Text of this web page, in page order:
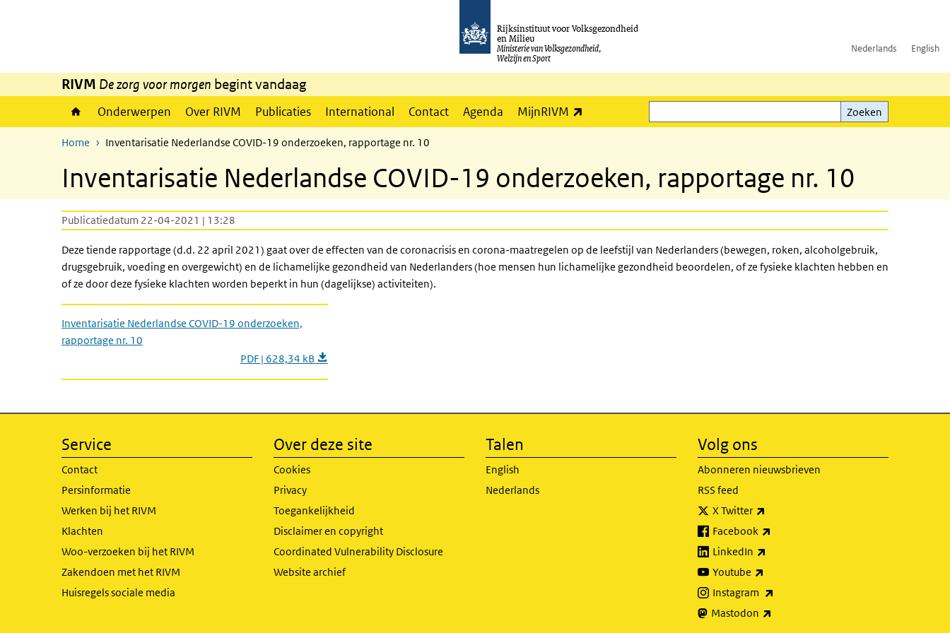
Rijksinstituut voor Volksgezondheid
en Milieu
Ministerie van Volksgezondheid,
Welzijn en Sport
Nederlands English
RIVM De zorg voor morgen begint vandaag
Onderwerpen Over RIVM Publicaties International Contact Agenda MijnRIVM
Zoeken
Zoeken
Home Inventarisatie Nederlandse COVID-19 onderzoeken, rapportage nr. 10
Inventarisatie Nederlandse COVID-19 onderzoeken, rapportage nr. 10
Publicatiedatum 22-04-2021 | 13:28
Deze tiende rapportage (d.d. 22 april 2021) gaat over de effecten van de coronacrisis en corona-maatregelen op de leefstijl van Nederlanders (bewegen, roken, alcoholgebruik,
drugsgebruik, voeding en overgewicht) en de lichamelijke gezondheid van Nederlanders (hoe mensen hun lichamelijke gezondheid beoordelen, of ze fysieke klachten hebben en
of ze door deze fysieke klachten worden beperkt in hun (dagelijkse) activiteiten).
Inventarisatie Nederlandse COVID-19 onderzoeken,
rapportage nr. 10
PDF | 628,34 kB
Service
Contact
Persinformatie
Werken bij het RIVM
Klachten
Woo-verzoeken bij het RIVM
Zakendoen met het RIVM
Huisregels sociale media
Over deze site
Cookies
Privacy
Toegankelijkheid
Disclaimer en copyright
Coordinated Vulnerability Disclosure
Website archief
Talen
English
Nederlands
Volg ons
Abonneren nieuwsbrieven
RSS feed
X Twitter
Facebook
LinkedIn
Youtube
Instagram
Mastodon